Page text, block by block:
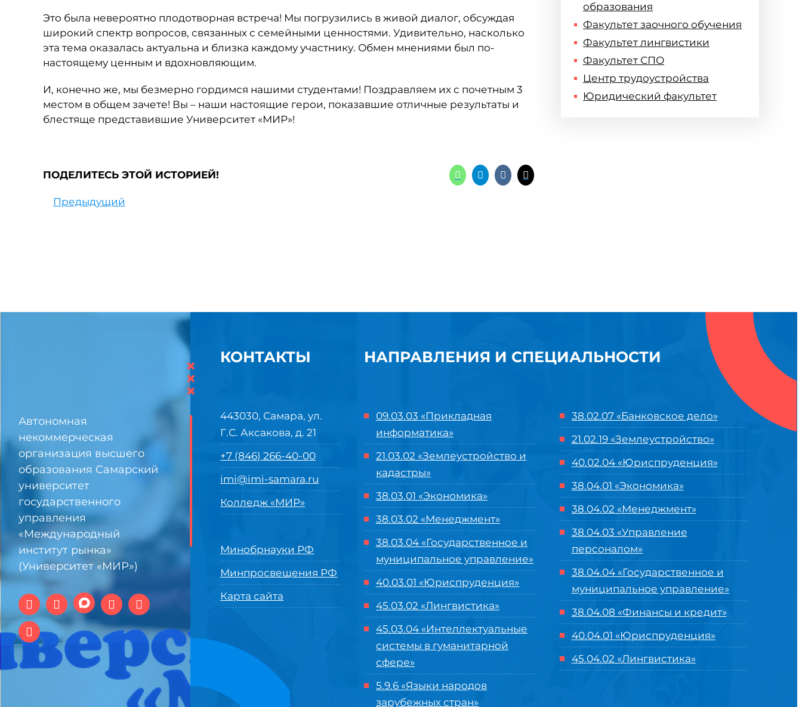
Это была невероятно плодотворная встреча! Мы погрузились в живой диалог, обсуждая
широкий спектр вопросов, связанных с семейными ценностями. Удивительно, насколько
эта тема оказалась актуальна и близка каждому участнику. Обмен мнениями был по-
настоящему ценным и вдохновляющим.
И, конечно же, мы безмерно гордимся нашими студентами! Поздравляем их с почетным 3
местом в общем зачете! Вы – наши настоящие герои, показавшие отличные результаты и
блестяще представившие Университет «МИР»!
ПОДЕЛИТЕСЬ ЭТОЙ ИСТОРИЕЙ!
Предыдущий
образования
Факультет заочного обучения
Факультет лингвистики
Факультет СПО
Центр трудоустройства
Юридический факультет
Автономная
некоммерческая
организация высшего
образования Самарский
университет
государственного
управления
«Международный
институт рынка»
(Университет «МИР»)
×
×
×
КОНТАКТЫ
443030, Самара, ул.
Г.С. Аксакова, д. 21
+7 (846) 266-40-00
imi@imi-samara.ru
Колледж «МИР»
Минобрнауки РФ
Минпросвещения РФ
Карта сайта
НАПРАВЛЕНИЯ И СПЕЦИАЛЬНОСТИ
09.03.03 «Прикладная
информатика»
21.03.02 «Землеустройство и
кадастры»
38.03.01 «Экономика»
38.03.02 «Менеджмент»
38.03.04 «Государственное и
муниципальное управление»
40.03.01 «Юриспруденция»
45.03.02 «Лингвистика»
45.03.04 «Интеллектуальные
системы в гуманитарной
сфере»
5.9.6 «Языки народов
зарубежных стран»
38.02.07 «Банковское дело»
21.02.19 «Землеустройство»
40.02.04 «Юриспруденция»
38.04.01 «Экономика»
38.04.02 «Менеджмент»
38.04.03 «Управление
персоналом»
38.04.04 «Государственное и
муниципальное управление»
38.04.08 «Финансы и кредит»
40.04.01 «Юриспруденция»
45.04.02 «Лингвистика»